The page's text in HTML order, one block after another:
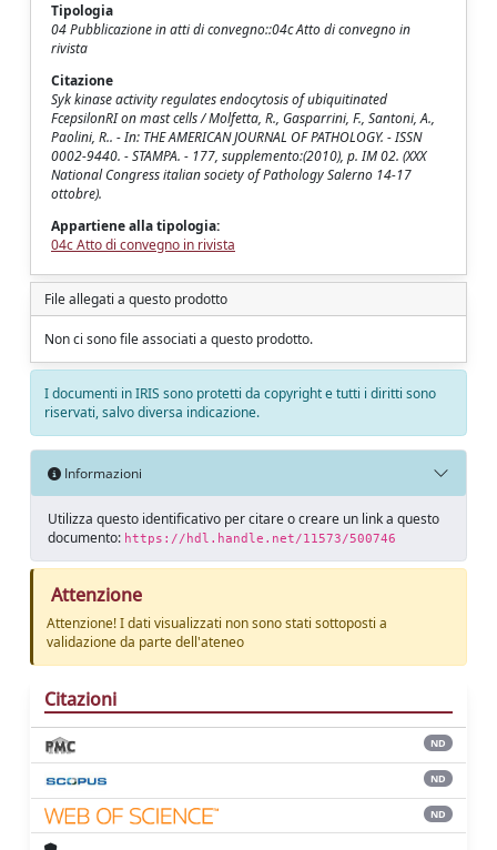
Tipologia
04 Pubblicazione in atti di convegno::04c Atto di convegno in
rivista
Citazione
Syk kinase activity regulates endocytosis of ubiquitinated
FcepsilonRI on mast cells / Molfetta, R., Gasparrini, F., Santoni, A.,
Paolini, R.. - In: THE AMERICAN JOURNAL OF PATHOLOGY. - ISSN
0002-9440. - STAMPA. - 177, supplemento:(2010), p. IM 02. (XXX
National Congress italian society of Pathology Salerno 14-17
ottobre).
Appartiene alla tipologia:
04c Atto di convegno in rivista
File allegati a questo prodotto
Non ci sono file associati a questo prodotto.
I documenti in IRIS sono protetti da copyright e tutti i diritti sono
riservati, salvo diversa indicazione.
Informazioni
Utilizza questo identificativo per citare o creare un link a questo
documento: https://hdl.handle.net/11573/500746
Attenzione
Attenzione! I dati visualizzati non sono stati sottoposti a
validazione da parte dell'ateneo
Citazioni
ND
ND
ND